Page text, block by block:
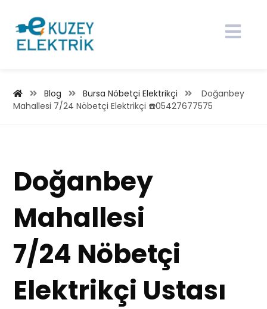
Blog Bursa Nöbetçi Elektrikçi
Doğanbey
Mahallesi 7/24 Nöbetçi Elektrikçi ☎️05427677575
Doğanbey
Mahallesi
7/24 Nöbetçi
Elektrikçi Ustası